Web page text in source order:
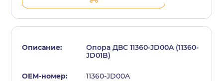
Опора ДВС 11360-JD00A (11360-
JD01B)
11360-JD00A